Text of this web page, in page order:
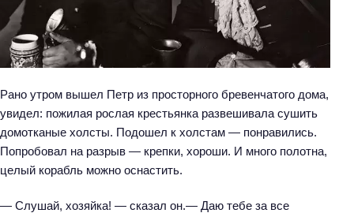
Рано утром вышел Петр из просторного бревенчатого дома,
увидел: пожилая рослая крестьянка развешивала сушить
домотканые холсты. Подошел к холстам — понравились.
Попробовал на разрыв — крепки, хороши. И много полотна,
целый корабль можно оснастить.
— Слушай, хозяйка! — сказал он.— Даю тебе за все